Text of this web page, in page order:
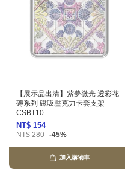
【展示品出清】紫夢微光 透彩花
磚系列 磁吸壓克力卡套支架
CSBT10
NT$ 154
NT$ 280 -45%
加入購物車